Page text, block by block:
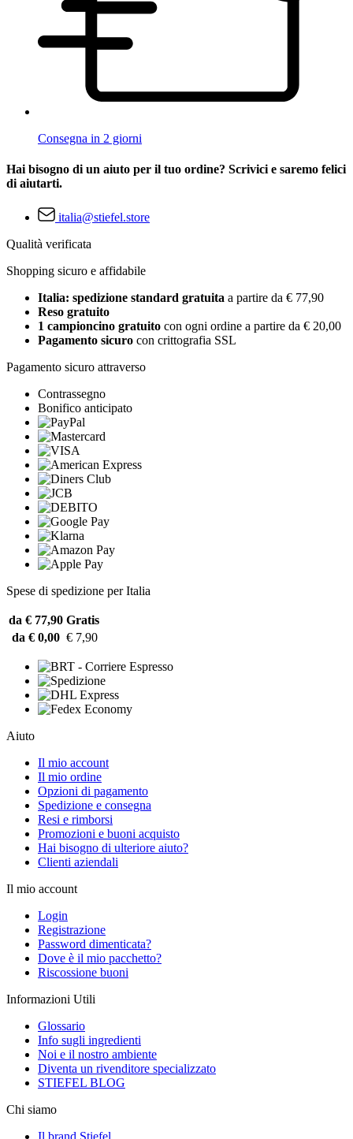
Consegna in 2 giorni
Hai bisogno di un aiuto per il tuo ordine? Scrivici e saremo felici
di aiutarti.
italia@stiefel.store
Qualità verificata
Shopping sicuro e affidabile
Italia: spedizione standard gratuita a partire da € 77,90
Reso gratuito
1 campioncino gratuito con ogni ordine a partire da € 20,00
Pagamento sicuro con crittografia SSL
Pagamento sicuro attraverso
Contrassegno
Bonifico anticipato
Spese di spedizione per Italia
da € 77,90 Gratis
da € 0,00 € 7,90
Aiuto
Il mio account
Il mio ordine
Opzioni di pagamento
Spedizione e consegna
Resi e rimborsi
Promozioni e buoni acquisto
Hai bisogno di ulteriore aiuto?
Clienti aziendali
Il mio account
Login
Registrazione
Password dimenticata?
Dove è il mio pacchetto?
Riscossione buoni
Informazioni Utili
Glossario
Info sugli ingredienti
Noi e il nostro ambiente
Diventa un rivenditore specializzato
STIEFEL BLOG
Chi siamo